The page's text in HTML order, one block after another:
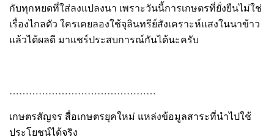
กับทุกหยดที่ใส่ลงแปลงนา เพราะวันนี้การเกษตรที่ยั่งยืนไม่ใช่
เรื่องไกลตัว ใครเคยลองใช้จุลินทรีย์สังเคราะห์แสงในนาข้าว
แล้วได้ผลดี มาแชร์ประสบการณ์กันได้นะครับ
………………………………………
เกษตรสัญจร สื่อเกษตรยุคใหม่ แหล่งข้อมูลสาระที่นำไปใช้
ประโยชน์ได้จริง